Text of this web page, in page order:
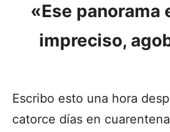
«Ese panorama
impreciso,
Escribo esto una hora
catorce días en